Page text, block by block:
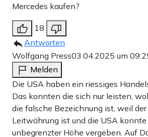
Mercedes kaufen?
18
Antworten
Wolfgang Press03.04.2025 um
Melden
Die USA haben ein riessiges
Das konnten die sich nur leisten,
die falsche Bezeichnung ist, weil
Leitwährung ist und die USA
unbegrenzter Höhe vergeben. Auf